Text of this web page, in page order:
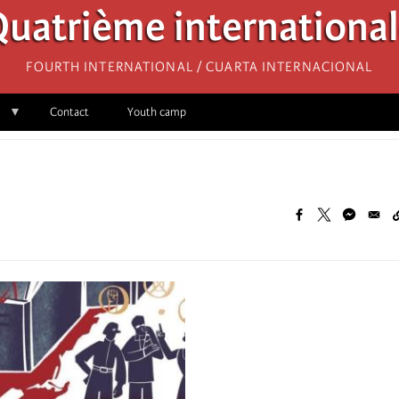
Fourth International / Cuarta Internacional
Contact Youth camp